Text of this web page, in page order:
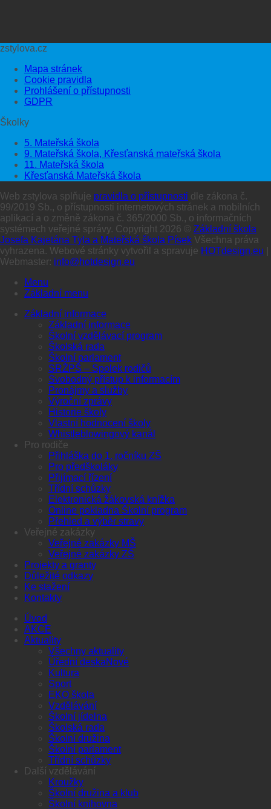
zstylova.cz
Mapa stránek
Cookie pravidla
Prohlášení o přístupnosti
GDPR
Školky
5. Mateřská škola
9. Mateřská škola, Křesťanská mateřská škola
11. Mateřská škola
Křesťanská Mateřská škola
Web zstylova splňuje pravidla o přístupnosti dle zákona č.
99/2019 Sb., o přístupnosti internetových stránek a mobilních
aplikací a o změně zákona č. 365/2000 Sb., o informačních
systémech veřejné správy. Copyright 2026 © Základní škola
Josefa Kajetána Tyla a Mateřská škola Písek Všechna práva
vyhrazena. Webové stránky vytvořil a spravuje HOTdesign.eu
Webmaster: info@hotdesign.eu
Menu
Základní menu
Základní informace
Základní informace
Školní vzdělávací program
Školská rada
Školní parlament
SRŽPŠ – Spolek rodičů
Svobodný přístup k informacím
Pronájmy a služby
Výroční zprávy
Historie školy
Vlastní hodnocení školy
Whistleblowingový kanál
Pro rodiče
Přihláška do 1. ročníku ZŠ
Pro předškoláky
Přijímací řízení
Třídní schůzky
Elektronická žákovská knížka
Online pokladna Školní program
Přehled a výběr stravy
Veřejné zakázky
Veřejné zakázky MŠ
Veřejné zakázky ZŠ
Projekty a granty
Důležité odkazy
Ke stažení
Kontakty
Úvod
AKCE
Aktuality
Všechny aktuality
Úřední deska
Kultura
Sport
EKO škola
Vzdělávání
Školní jídelna
Školská rada
Školní družina
Školní parlament
Třídní schůzky
Další vzdělávání
Kroužky
Školní družina a klub
Školní knihovna